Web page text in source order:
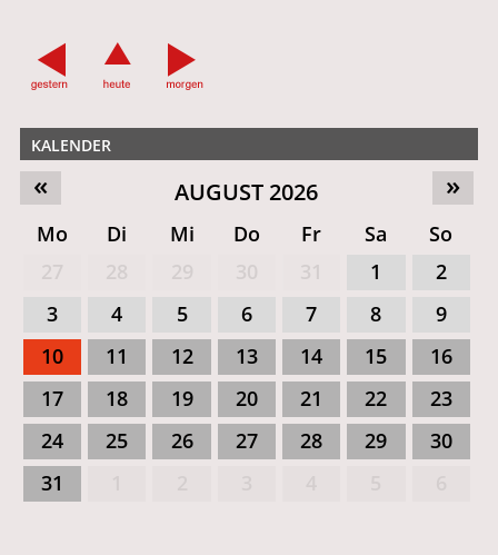
KALENDER
»
« AUGUST 2026
Mo Di Mi Do Fr Sa
So
1
2
3
4 5 6 7 8
9
10
11 12 13 14 15
16
17
18 19 20 21 22
23
24
25 26 27 28 29
30
31